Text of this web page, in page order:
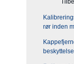
rør inden